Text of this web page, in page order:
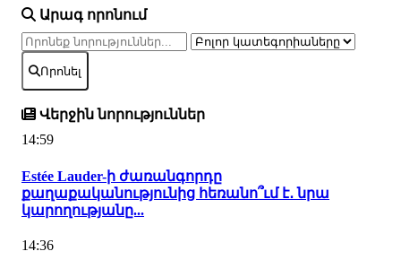
Արագ որոնում
Որոնել
Վերջին նորություններ
14:59
Estée Lauder-ի ժառանգորդը
քաղաքականությունից հեռանո՞ւմ է․ նրա
կարողությանը...
14:36